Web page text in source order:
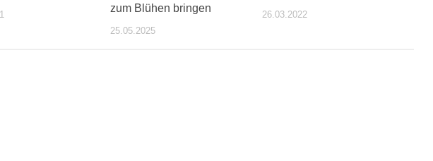
zum Blühen bringen
25.05.2025
26.03.2022